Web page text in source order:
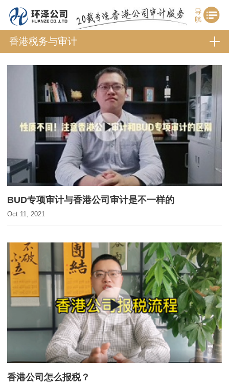
香港税务与审计
BUD专项审计与香港公司审计是不一样的
Oct 11, 2021
香港公司怎么报税？